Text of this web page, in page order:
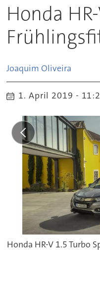
Honda
Joaquim Oliveira
1. April 2019 -
Honda HR-V 1.5 Turbo